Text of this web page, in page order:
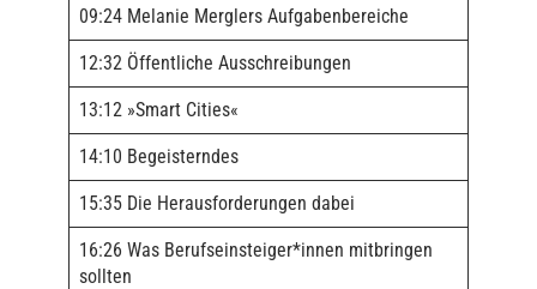
09:24 Melanie Merglers Aufgabenbereiche
12:32 Öffentliche Ausschreibungen
13:12 »Smart Cities«
14:10 Begeisterndes
15:35 Die Herausforderungen dabei
16:26 Was Berufseinsteiger*innen mitbringen
sollten